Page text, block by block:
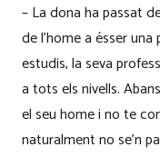
– La dona ha passat
de l’home a ésser
estudis, la seva
a tots els nivells.
el seu home i no te
naturalment no se’n